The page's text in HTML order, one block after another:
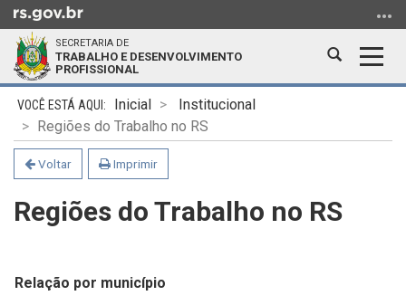
para
conteúdo
menu
para
SECRETARIA DE
TRABALHO E DESENVOLVIMENTO
PROFISSIONAL
Abrir
Início
conteúdo
Inicial
Institucional
Regiões do Trabalho no RS
Voltar Imprimir
Regiões do Trabalho no RS
Relação por município